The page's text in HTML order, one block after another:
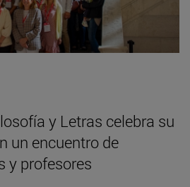
y Letras celebra su
un encuentro de
y profesores